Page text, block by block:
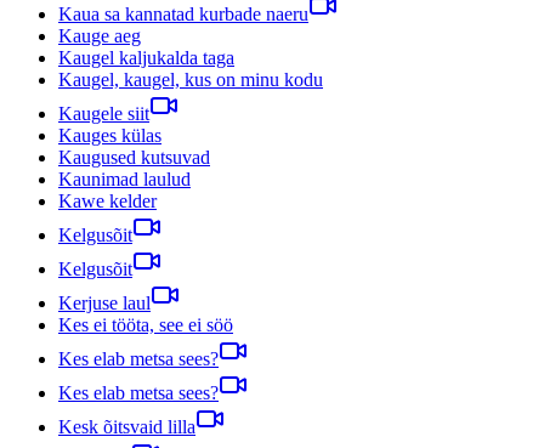
Kaua sa kannatad kurbade naeru
Kauge aeg
Kaugel kaljukalda taga
Kaugel, kaugel, kus on minu kodu
Kaugele siit
Kauges külas
Kaugused kutsuvad
Kaunimad laulud
Kawe kelder
Kelgusõit
Kelgusõit
Kerjuse laul
Kes ei tööta, see ei söö
Kes elab metsa sees?
Kes elab metsa sees?
Kesk õitsvaid lilla